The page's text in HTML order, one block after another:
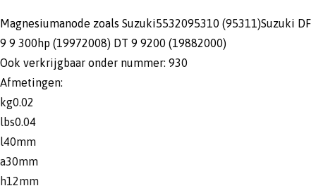
Magnesiumanode zoals Suzuki5532095310 (95311)Suzuki DF
9 9 300hp (19972008) DT 9 9200 (19882000)
Ook verkrijgbaar onder nummer: 930
Afmetingen:
kg0.02
lbs0.04
l40mm
a30mm
h12mm